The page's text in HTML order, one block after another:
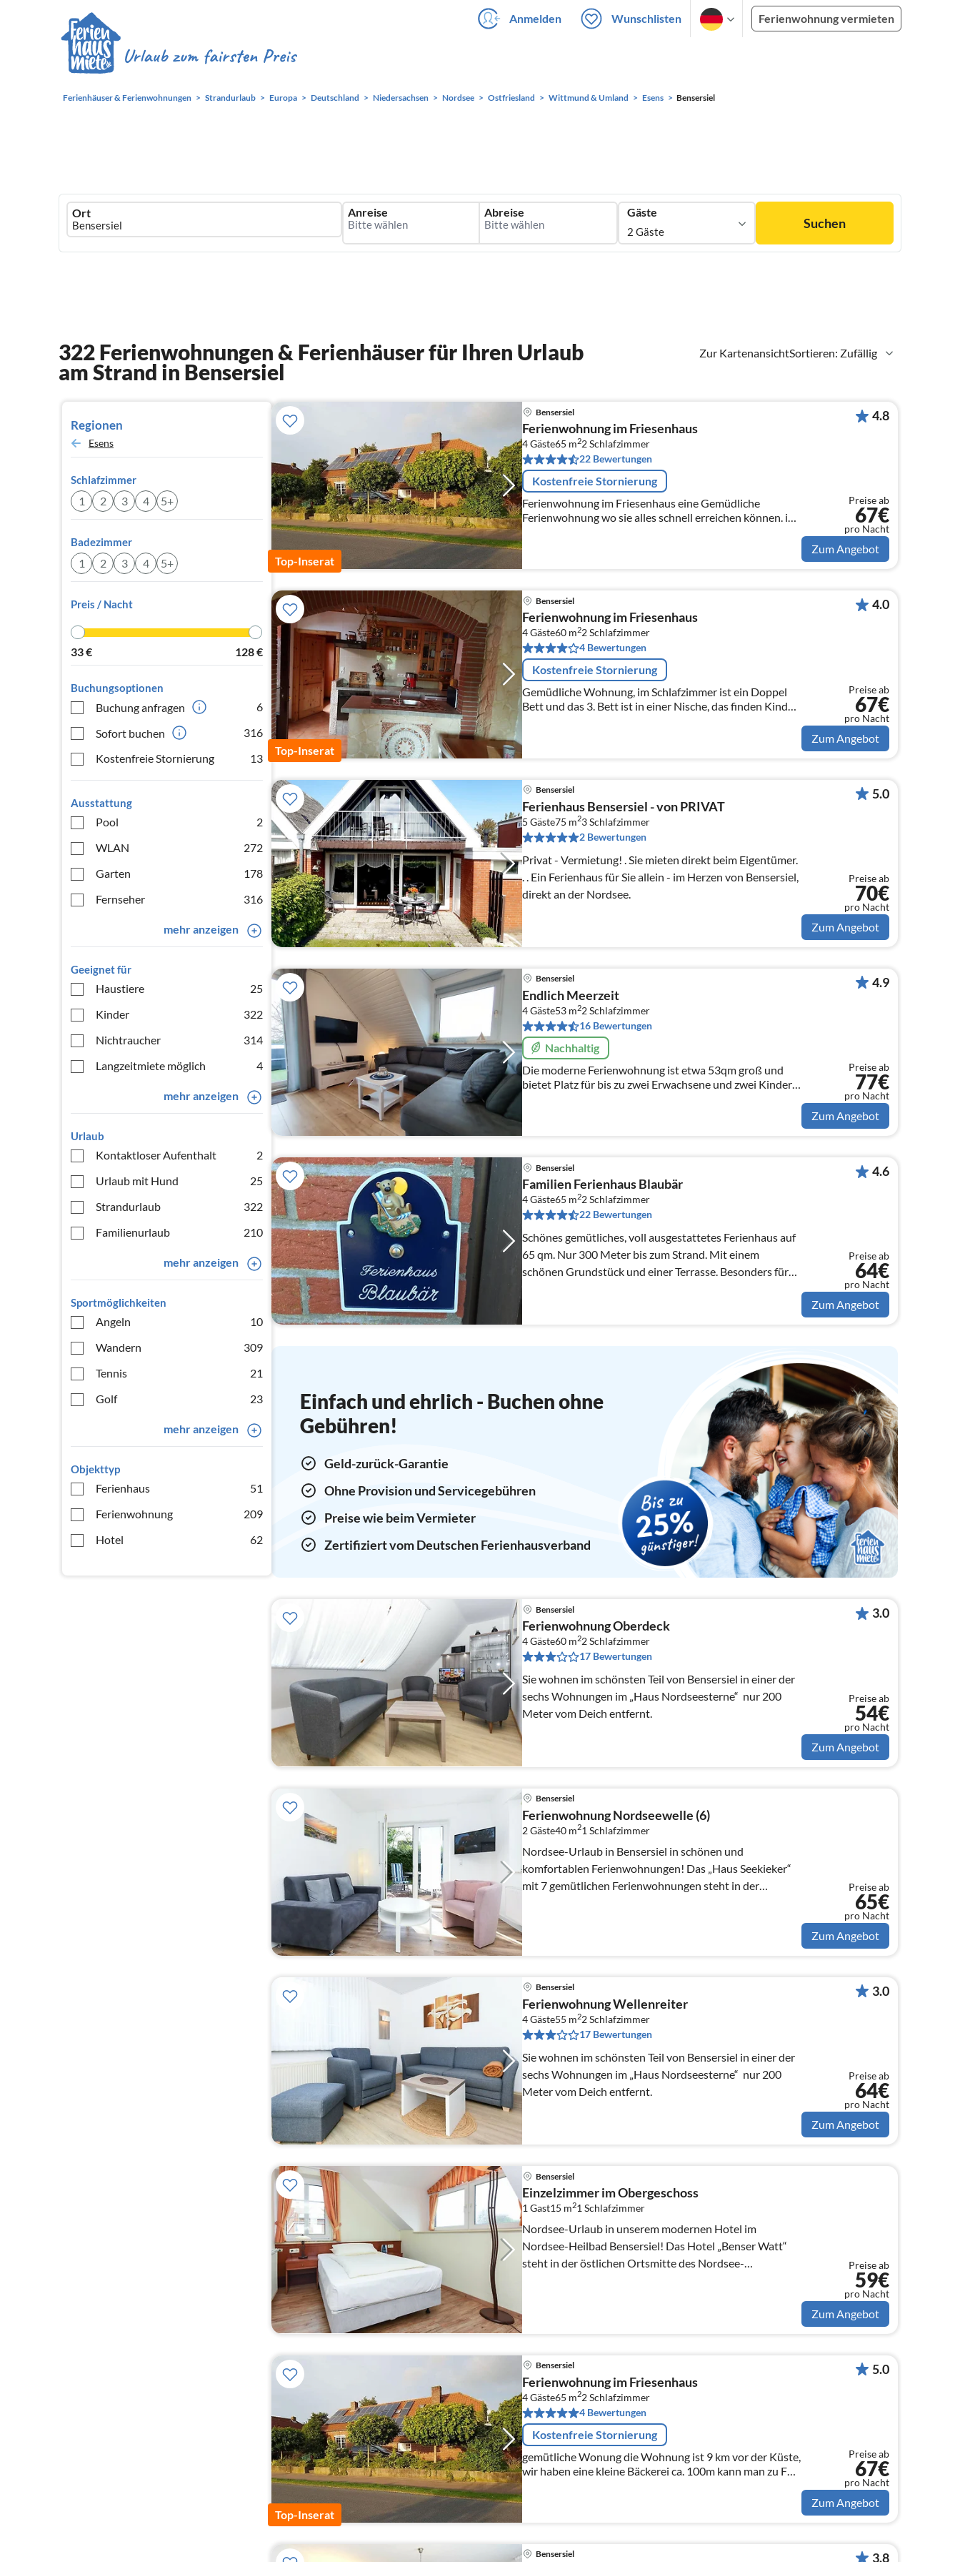
Anmelden Wunschlisten Ferienwohnung vermieten
Ferienhäuser & Ferienwohnungen Strandurlaub Europa Deutschland Niedersachsen Nordsee Ostfriesland Wittmund & Umland Esens Bensersiel
Ferienhausmiete
logo
Ort Anreise Abreise Gäste
2 Gäste
Suchen
Zur KartenansichtSortieren: Zufällig
322 Ferienwohnungen & Ferienhäuser für Ihren Urlaub
am Strand in Bensersiel
Regionen
Esens
Schlafzimmer
1 2 3 4 5+
Badezimmer
1 2 3 4 5+
Preis / Nacht
33€ 128€
Buchungsoptionen
Buchung anfragen
6
Sofort buchen
316
Kostenfreie Stornierung
13
Ausstattung
Pool
2
WLAN
272
Garten
178
Fernseher
316
mehr anzeigen
Geeignet für
Haustiere
25
Kinder
322
Nichtraucher
314
Langzeitmiete möglich
4
mehr anzeigen
Urlaub
Kontaktloser Aufenthalt
2
Urlaub mit Hund
25
Strandurlaub
322
Familienurlaub
210
mehr anzeigen
Sportmöglichkeiten
Angeln
10
Wandern
309
Tennis
21
Golf
23
mehr anzeigen
Objekttyp
Ferienhaus
51
Ferienwohnung
209
Hotel
62
Top-Inserat
Bensersiel
Ferienwohnung im Friesenhaus
4 Gäste65 m22Schlafzimmer
22 Bewertungen
Kostenfreie Stornierung
Ferienwohnung im Friesenhaus eine Gemüdliche
Ferienwohnung wo sie alles schnell erreichen können. im
Winter mit offenen Kamin Überdachte Terrasse.
Inklusive Bettwäsche.
4.8
Preise ab
67€
pro Nacht
Zum Angebot
Top-Inserat
Bensersiel
Ferienwohnung im Friesenhaus
4 Gäste60 m22Schlafzimmer
4 Bewertungen
Kostenfreie Stornierung
Gemüdliche Wohnung, im Schlafzimmer ist ein Doppel
Bett und das 3. Bett ist in einer Nische, das finden Kinder
4.0
Preise ab
67€
pro Nacht
Zum Angebot
Bensersiel
Ferienhaus Bensersiel - von PRIVAT
5 Gäste75 m23Schlafzimmer
2 Bewertungen
Privat - Vermietung! . Sie mieten direkt beim Eigentümer.
. . Ein Ferienhaus für Sie allein - im Herzen von Bensersiel,
direkt an der Nordsee.
5.0
Preise ab
70€
pro Nacht
Zum Angebot
Bensersiel
Endlich Meerzeit
4 Gäste53 m22Schlafzimmer
16 Bewertungen
Nachhaltig
Die moderne Ferienwohnung ist etwa 53qm groß und
bietet Platz für bis zu zwei Erwachsene und zwei Kinder.
4.9
Preise ab
77€
pro Nacht
Zum Angebot
Bensersiel
Familien Ferienhaus Blaubär
4 Gäste65 m22Schlafzimmer
22 Bewertungen
Schönes gemütliches, voll ausgestattetes Ferienhaus auf
65 qm. Nur 300 Meter bis zum Strand. Mit einem
schönen Grundstück und einer Terrasse. Besonders für
4.6
Preise ab
64€
pro Nacht
Zum Angebot
Einfach und ehrlich - Buchen ohne
Gebühren!
Geld-zurück-Garantie
Ohne Provision und Servicegebühren
Preise wie beim Vermieter
Zertifiziert vom Deutschen Ferienhausverband
Bensersiel
Ferienwohnung Oberdeck
4 Gäste60 m22Schlafzimmer
17 Bewertungen
Sie wohnen im schönsten Teil von Bensersiel in einer der
sechs Wohnungen im „Haus Nordseesterne“  nur 200
Meter vom Deich entfernt.
3.0
Preise ab
54€
pro Nacht
Zum Angebot
Bensersiel
Ferienwohnung Nordseewelle (6)
2 Gäste40 m21 Schlafzimmer
Nordsee-Urlaub in Bensersiel in schönen und
komfortablen Ferienwohnungen! Das „Haus Seekieker“
mit 7 gemütlichen Ferienwohnungen steht in der
Preise ab
65€
pro Nacht
Zum Angebot
Bensersiel
Ferienwohnung Wellenreiter
4 Gäste55 m22Schlafzimmer
17 Bewertungen
Sie wohnen im schönsten Teil von Bensersiel in einer der
sechs Wohnungen im „Haus Nordseesterne“  nur 200
Meter vom Deich entfernt.
3.0
Preise ab
64€
pro Nacht
Zum Angebot
Bensersiel
Einzelzimmer im Obergeschoss
1 Gast15 m21 Schlafzimmer
Nordsee-Urlaub in unserem modernen Hotel im
Nordsee-Heilbad Bensersiel! Das Hotel „Benser Watt“
steht in der östlichen Ortsmitte des Nordsee-
Preise ab
59€
pro Nacht
Zum Angebot
Top-Inserat
Bensersiel
Ferienwohnung im Friesenhaus
4 Gäste65 m22Schlafzimmer
4 Bewertungen
Kostenfreie Stornierung
gemütliche Wonung die Wohnung ist 9 km vor der Küste,
wir haben eine kleine Bäckerei ca. 100m kann man zu Fuß
erreichen. man kann alles schnell erreichen
Einkaufsmöglichkeiten
5.0
Preise ab
67€
pro Nacht
Zum Angebot
Bensersiel 3.8